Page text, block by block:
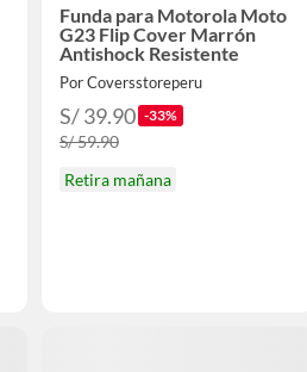
Funda para Motorola Moto
G23 Flip Cover Marrón
Antishock Resistente
Por Coversstoreperu
S/ 39.90 -33%
S/ 59.90
Retira mañana